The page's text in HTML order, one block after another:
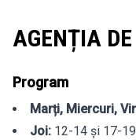
AGENȚIA
Program
Marți, Miercuri,
Joi: 12-14 și 17-19